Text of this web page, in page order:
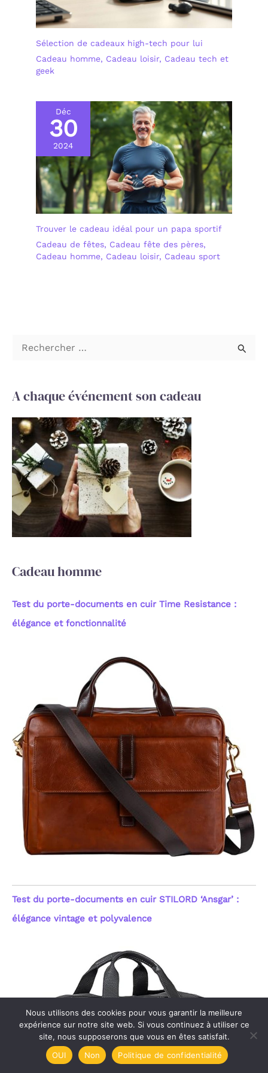
Sélection de cadeaux high-tech pour lui
Cadeau homme, Cadeau loisir, Cadeau tech et
geek
Déc
30
2024
Trouver le cadeau idéal pour un papa sportif
Cadeau de fêtes, Cadeau fête des pères,
Cadeau homme, Cadeau loisir, Cadeau sport
e
r
c
A chaque événement son cadeau
Cadeau homme
Test du porte-documents en cuir Time Resistance :
élégance et fonctionnalité
Test du porte-documents en cuir STILORD ‘Ansgar’ :
élégance vintage et polyvalence
Nous utilisons des cookies pour vous garantir la meilleure
expérience sur notre site web. Si vous continuez à utiliser ce
site, nous supposerons que vous en êtes satisfait.
OUI
Non Politique de confidentialité